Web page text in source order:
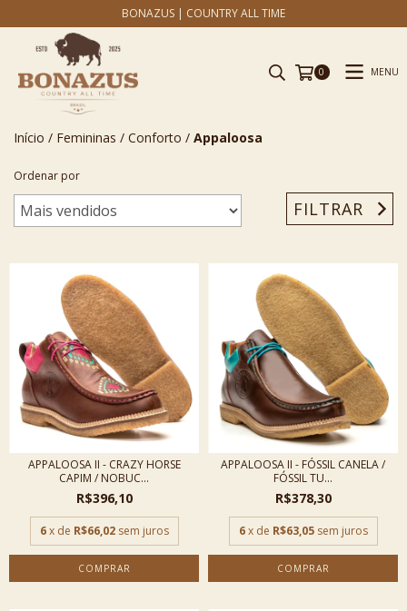
BONAZUS | COUNTRY ALL TIME
0 MENU
Início / Femininas / Conforto / Appaloosa
Ordenar por
FILTRAR
APPALOOSA II - CRAZY HORSE
CAPIM / NOBUC...
R$396,10
6 x de R$66,02 sem juros
COMPRAR
APPALOOSA II - FÓSSIL CANELA /
FÓSSIL TU...
R$378,30
6 x de R$63,05 sem juros
COMPRAR